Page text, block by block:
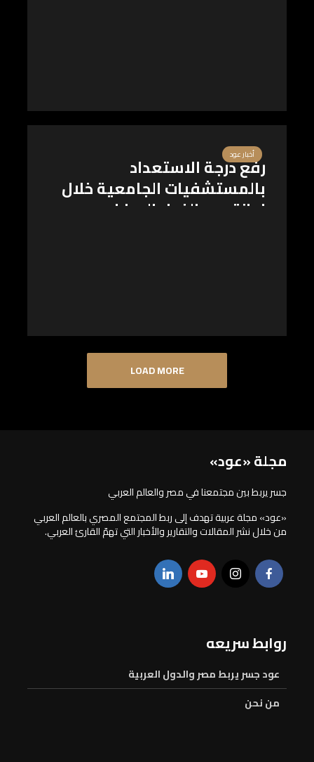
أخبار عود
رفع درجة الاستعداد
بالمستشفيات الجامعية خلال
إجازة عيد الفطر المبارك
LOAD MORE
مجلة «عود»
جسر يربط بين مجتمعنا في مصر والعالم العربي
«عود» مجلة عربية تهدف إلى ربط المجتمع المصري بالعالم العربي
من خلال نشر المقالات والتقارير والأخبار التي تهمّ القارئ العربي.
روابط سريعه
عود جسر يربط مصر والدول العربية
من نحن